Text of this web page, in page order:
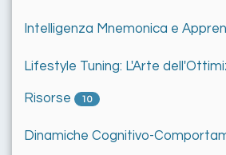
Intelligenza Mnemonica e
Lifestyle Tuning: L'Arte
Risorse 10
Dinamiche Cognitivo-